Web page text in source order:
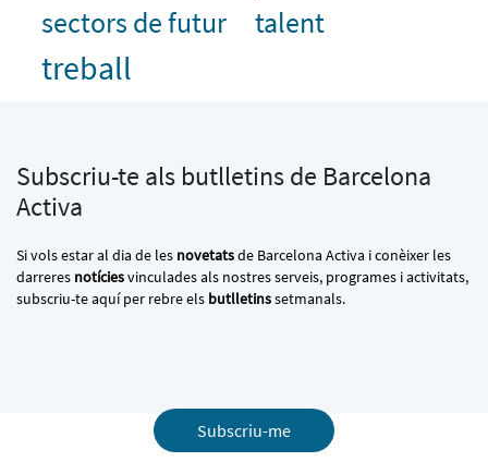
sectors de futur talent
treball
Subscriu-te als butlletins de Barcelona
Activa
Si vols estar al dia de les novetatsde Barcelona Activa i conèixer les
darreres notíciesvinculades als nostres serveis, programes i activitats,
subscriu-te aquí per rebre els butlletinssetmanals.
Subscriu-me